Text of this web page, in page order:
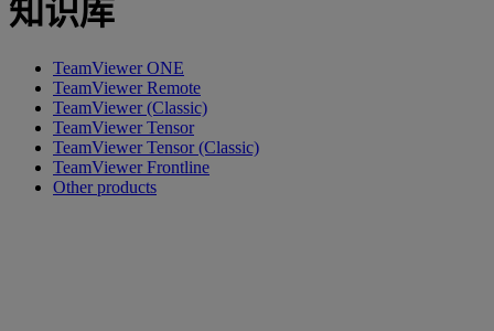
知识库
TeamViewer ONE
TeamViewer Remote
TeamViewer (Classic)
TeamViewer Tensor
TeamViewer Tensor (Classic)
TeamViewer Frontline
Other products